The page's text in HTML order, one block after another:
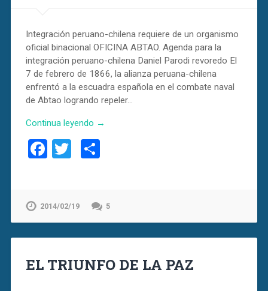
Integración peruano-chilena requiere de un organismo
oficial binacional OFICINA ABTAO. Agenda para la
integración peruano-chilena Daniel Parodi revoredo El
7 de febrero de 1866, la alianza peruana-chilena
enfrentó a la escuadra española en el combate naval
de Abtao logrando repeler…
Continua leyendo →
Facebook
Twitter
2014/02/19 5
EL TRIUNFO DE LA PAZ